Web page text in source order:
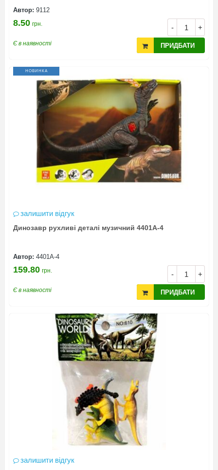
Автор: 9112
- +
8.50 грн.
Є в наявності ПРИДБАТИ
НОВИНКА
залишити відгук
Динозавр рухливі деталі музичний 4401A-4
Автор: 4401A-4
- +
159.80 грн.
Є в наявності ПРИДБАТИ
залишити відгук